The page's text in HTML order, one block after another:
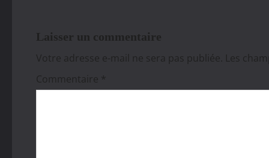
a
t
i
Laisser un commentaire
Votre adresse e-mail ne sera pas publiée. Les
Commentaire *